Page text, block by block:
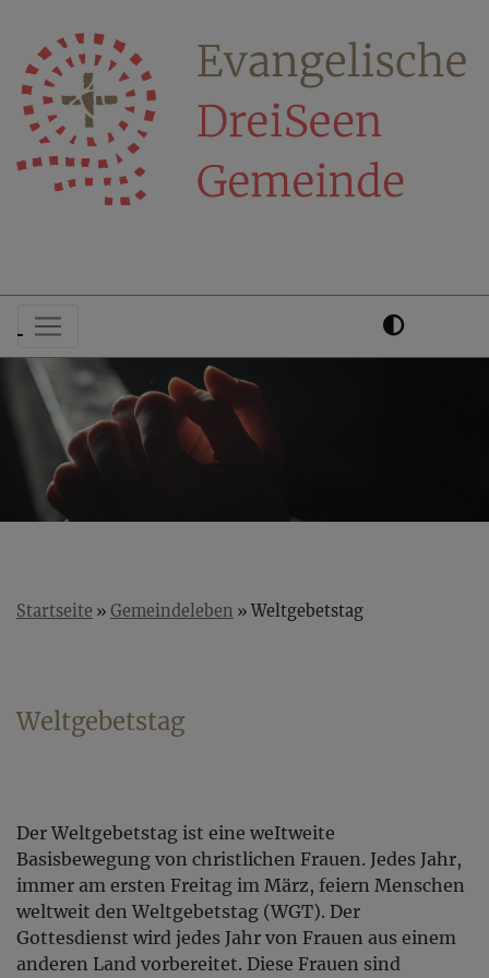
Inhalt
Hauptnavigation
Startseite Gemeindeleben Weltgebetstag
Weltgebetstag
Der Weltgebetstag ist eine weItweite
Basisbewegung von christlichen Frauen. Jedes Jahr,
immer am ersten Freitag im März, feiern Menschen
weltweit den Weltgebetstag (WGT). Der
Gottesdienst wird jedes Jahr von Frauen aus einem
anderen Land vorbereitet. Diese Frauen sind